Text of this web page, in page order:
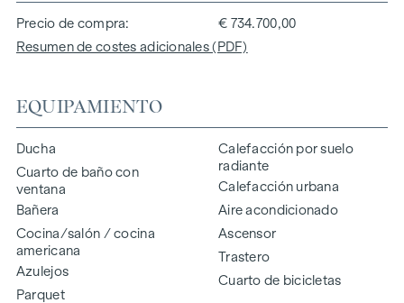
Precio de compra
€ 734.700,00
Resumen de costes adicionales (PDF)
EQUIPAMIENTO
Ducha
Cuarto de baño con
ventana
Bañera
Cocina/salón / cocina
americana
Azulejos
Parquet
Calefacción por suelo
radiante
Calefacción urbana
Aire acondicionado
Ascensor
Trastero
Cuarto de bicicletas